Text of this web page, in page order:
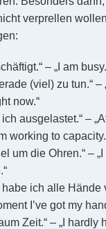
verprellen
– „I am
(viel) zu tun.“ –
now.“
ausgelastet.“ –
working to
um die Ohren.“ –
habe ich alle Hände
I’ve got my
Zeit.“ – „I hardly